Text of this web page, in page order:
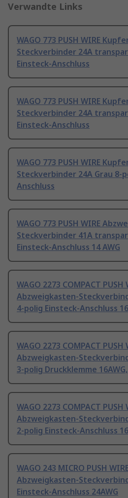
Verwandte Links
WAGO 773 PUSH WIRE
Steckverbinder 24A
Einsteck-Anschluss
WAGO 773 PUSH WIRE
Steckverbinder 24A
Einsteck-Anschluss
WAGO 773 PUSH WIRE
Steckverbinder 24A Grau 8-
Anschluss
WAGO 773 PUSH WIRE
Steckverbinder 41A
Einsteck-Anschluss 14 AWG
WAGO 2273 COMPACT
Abzweigkasten-
4-polig Einsteck-Anschluss
WAGO 2273 COMPACT
Abzweigkasten-
3-polig Druckklemme 16AWG,
WAGO 2273 COMPACT
Abzweigkasten-
2-polig Einsteck-Anschluss
WAGO 243 MICRO PUSH
Abzweigkasten-
Einsteck-Anschluss 24AWG